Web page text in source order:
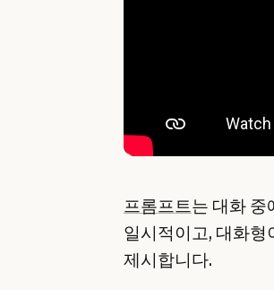
프롬프트는 대화
일시적이고, 대화형
제시합니다.